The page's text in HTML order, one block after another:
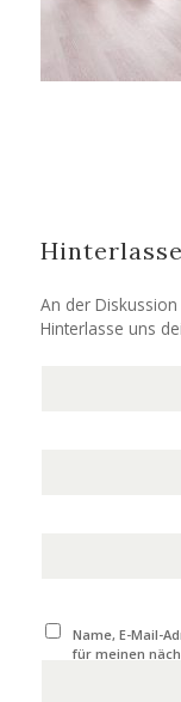
An der
Hinterlasse uns
Name, E-Mail-
für meinen